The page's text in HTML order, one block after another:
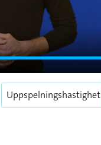
Uppspelningshastighet